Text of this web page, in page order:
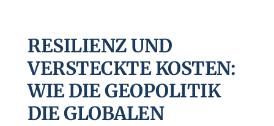
RESILIENZ UND
VERSTECKTE KOSTEN:
WIE DIE GEOPOLITIK
DIE GLOBALEN